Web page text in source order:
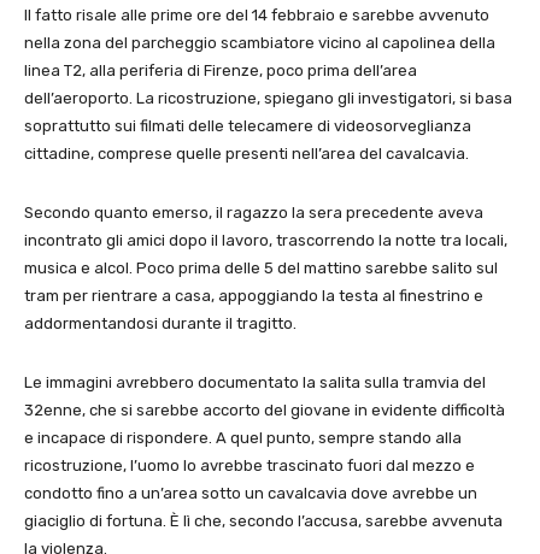
Il fatto risale alle prime ore del 14 febbraio e sarebbe avvenuto
nella zona del parcheggio scambiatore vicino al capolinea della
linea T2, alla periferia di Firenze, poco prima dell’area
dell’aeroporto. La ricostruzione, spiegano gli investigatori, si basa
soprattutto sui filmati delle telecamere di videosorveglianza
cittadine, comprese quelle presenti nell’area del cavalcavia.
Secondo quanto emerso, il ragazzo la sera precedente aveva
incontrato gli amici dopo il lavoro, trascorrendo la notte tra locali,
musica e alcol. Poco prima delle 5 del mattino sarebbe salito sul
tram per rientrare a casa, appoggiando la testa al finestrino e
addormentandosi durante il tragitto.
Le immagini avrebbero documentato la salita sulla tramvia del
32enne, che si sarebbe accorto del giovane in evidente difficoltà
e incapace di rispondere. A quel punto, sempre stando alla
ricostruzione, l’uomo lo avrebbe trascinato fuori dal mezzo e
condotto fino a un’area sotto un cavalcavia dove avrebbe un
giaciglio di fortuna. È lì che, secondo l’accusa, sarebbe avvenuta
la violenza.